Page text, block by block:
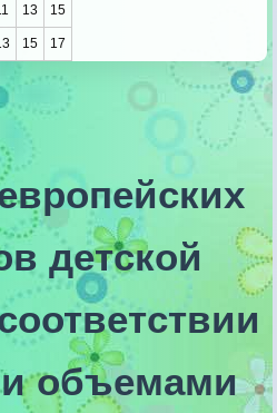
13 15
15 17
детской
объемами